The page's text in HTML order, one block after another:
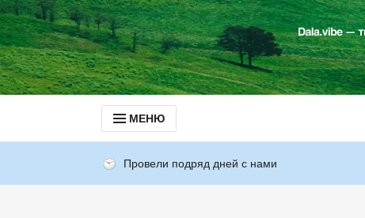
МЕНЮ
Провели подряд дней с нами